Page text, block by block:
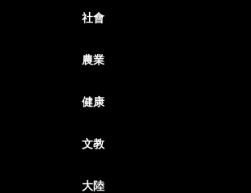
社會
農業
健康
文教
大陸